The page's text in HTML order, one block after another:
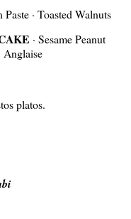
Paste · Toasted Walnuts
· Sesame Peanut
Anglaise
platos.